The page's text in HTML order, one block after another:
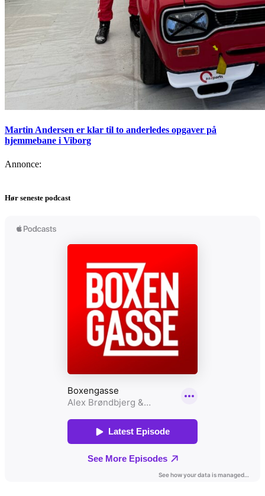
Martin Andersen er klar til to anderledes opgaver på
hjemmebane i Viborg
Annonce:
Hør seneste podcast